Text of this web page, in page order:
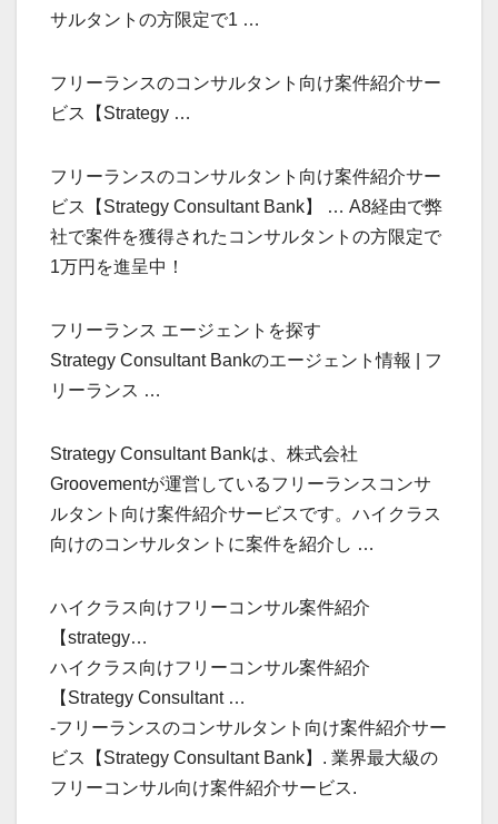
サルタントの方限定で1 …
フリーランスのコンサルタント向け案件紹介サー
ビス【Strategy …
フリーランスのコンサルタント向け案件紹介サー
ビス【Strategy Consultant Bank】 … A8経由で弊
社で案件を獲得されたコンサルタントの方限定で
1万円を進呈中！
フリーランス エージェントを探す
Strategy Consultant Bankのエージェント情報 | フ
リーランス …
Strategy Consultant Bankは、株式会社
Groovementが運営しているフリーランスコンサ
ルタント向け案件紹介サービスです。ハイクラス
向けのコンサルタントに案件を紹介し …
ハイクラス向けフリーコンサル案件紹介
【strategy…
ハイクラス向けフリーコンサル案件紹介
【Strategy Consultant …
-フリーランスのコンサルタント向け案件紹介サー
ビス【Strategy Consultant Bank】. 業界最大級の
フリーコンサル向け案件紹介サービス.